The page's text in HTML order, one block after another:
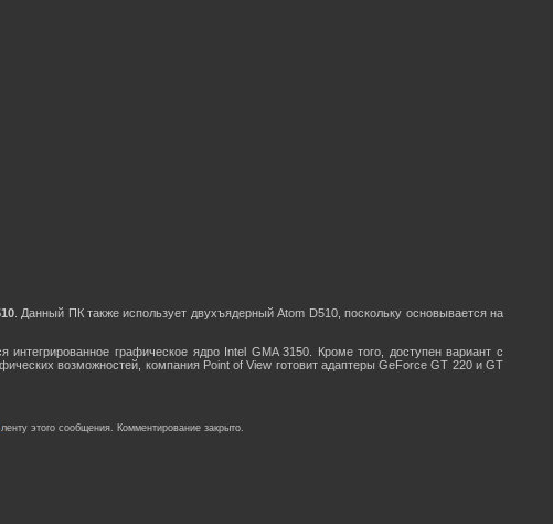
. Данный ПК также использует двухъядерный Atom D510, поскольку основывается на
графическое ядро Intel GMA 3150. Кроме того, доступен вариант с
возможностей, компания Point of View готовит адаптеры GeForce GT 220 и GT
ленту этого сообщения. Комментирование закрыто.